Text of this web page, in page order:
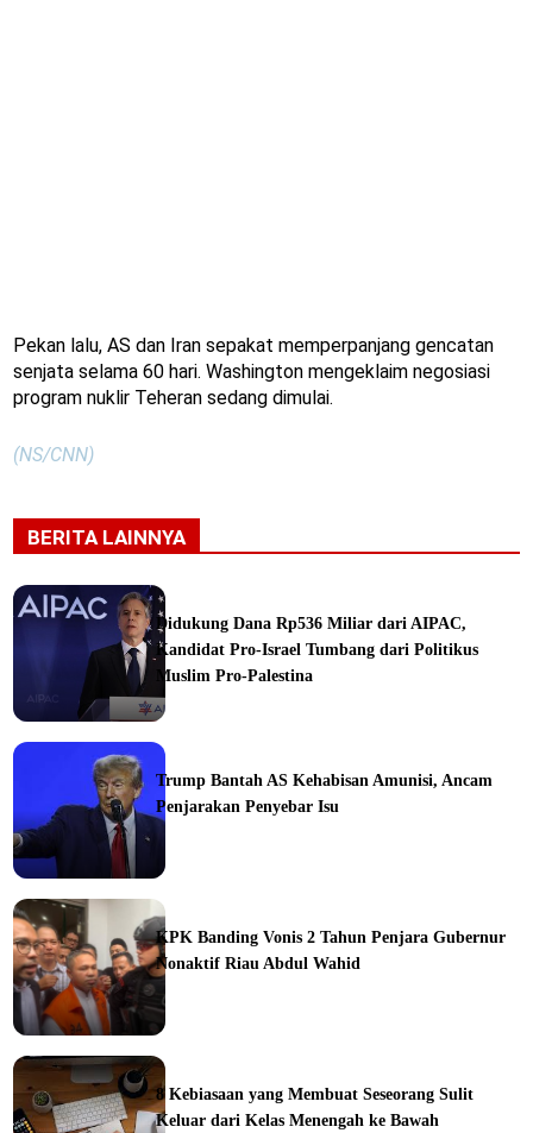
Pekan lalu, AS dan Iran sepakat memperpanjang gencatan
senjata selama 60 hari. Washington mengeklaim negosiasi
program nuklir Teheran sedang dimulai.
(NS/CNN)
BERITA LAINNYA
Didukung Dana Rp536 Miliar dari AIPAC,
Kandidat Pro-Israel Tumbang dari Politikus
Muslim Pro-Palestina
Trump Bantah AS Kehabisan Amunisi, Ancam
Penjarakan Penyebar Isu
KPK Banding Vonis 2 Tahun Penjara Gubernur
Nonaktif Riau Abdul Wahid
8 Kebiasaan yang Membuat Seseorang Sulit
Keluar dari Kelas Menengah ke Bawah